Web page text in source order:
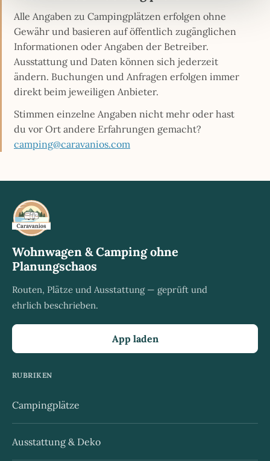
Alle Angaben zu Campingplätzen erfolgen ohne
Gewähr und basieren auf öffentlich zugänglichen
Informationen oder Angaben der Betreiber.
Ausstattung und Daten können sich jederzeit
ändern. Buchungen und Anfragen erfolgen immer
direkt beim jeweiligen Anbieter.
Stimmen einzelne Angaben nicht mehr oder hast
du vor Ort andere Erfahrungen gemacht?
camping@caravanios.com
Wohnwagen & Camping ohne
Planungschaos
Routen, Plätze und Ausstattung — geprüft und
ehrlich beschrieben.
App laden
RUBRIKEN
Campingplätze
Ausstattung & Deko